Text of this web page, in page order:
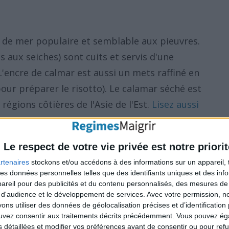
Le respect de votre vie privée est notre
stockons et/ou accédons à des informations sur un appareil,
données personnelles telles que des identifiants uniques et des
pour des publicités et du contenu personnalisés, des mesures
et le développement de services. Avec votre permission,
utiliser des données de géolocalisation précises et
consentir aux traitements décrits précédemment. Vous pouvez
détaillées et modifier vos préférences avant de consentir ou pour
mer populaire et semblable aux pieuvres.
aux seiches) sont cuits et servis d'une
de calmar est aussi un mets raffiné en
préparer le risotto). Le calamar séché est
côtières de l'Asie de l'Est. Lisez aussi
.
des poulpes (pour 100
le cadre d'un régime pour perdre du
de nutriments appréciables. Il